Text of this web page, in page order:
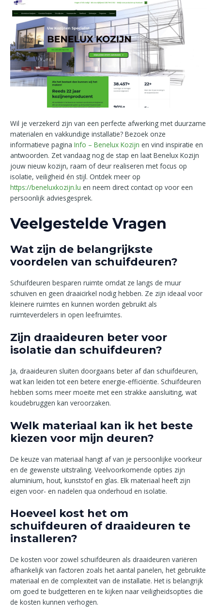
Wil je verzekerd zijn van een perfecte afwerking met duurzame
materialen en vakkundige installatie? Bezoek onze
informatieve paginaInfo – Benelux Kozijn en vind inspiratie en
antwoorden. Zet vandaag nog de stap en laat Benelux Kozijn
jouw nieuw kozijn, raam of deur realiseren met focus op
isolatie, veiligheid én stijl. Ontdek meer op
https://beneluxkozijn.lu en neem direct contact op voor een
persoonlijk adviesgesprek.
Veelgestelde Vragen
Wat zijn de belangrijkste
voordelen van schuifdeuren?
Schuifdeuren besparen ruimte omdat ze langs de muur
schuiven en geen draaicirkel nodig hebben. Ze zijn ideaal voor
kleinere ruimtes en kunnen worden gebruikt als
ruimteverdelers in open leefruimtes.
Zijn draaideuren beter voor
isolatie dan schuifdeuren?
Ja, draaideuren sluiten doorgaans beter af dan schuifdeuren,
wat kan leiden tot een betere energie-efficiëntie. Schuifdeuren
hebben soms meer moeite met een strakke aansluiting, wat
koudebruggen kan veroorzaken.
Welk materiaal kan ik het beste
kiezen voor mijn deuren?
De keuze van materiaal hangt af van je persoonlijke voorkeur
en de gewenste uitstraling. Veelvoorkomende opties zijn
aluminium, hout, kunststof en glas. Elk materiaal heeft zijn
eigen voor- en nadelen qua onderhoud en isolatie.
Hoeveel kost het om
schuifdeuren of draaideuren te
installeren?
De kosten voor zowel schuifdeuren als draaideuren variëren
afhankelijk van factoren zoals het aantal panelen, het gebruikte
materiaal en de complexiteit van de installatie. Het is belangrijk
om goed te budgetteren en te kijken naar veiligheidsopties die
de kosten kunnen verhogen.